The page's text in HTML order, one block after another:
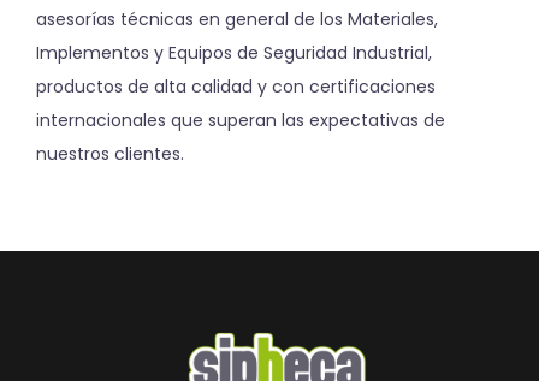
asesorías técnicas en general de los Materiales,
Implementos y Equipos de Seguridad Industrial,
productos de alta calidad y con certificaciones
internacionales que superan las expectativas de
nuestros clientes.